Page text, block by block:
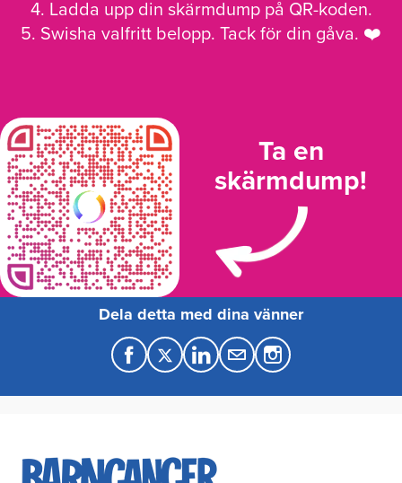
4. Ladda upp din skärmdump på QR-koden.
5. Swisha valfritt belopp. Tack för din gåva. ❤️
Ta en
skärmdump!
Dela detta med dina vänner
F
a
e
T
w
t
L
i
k
M
a